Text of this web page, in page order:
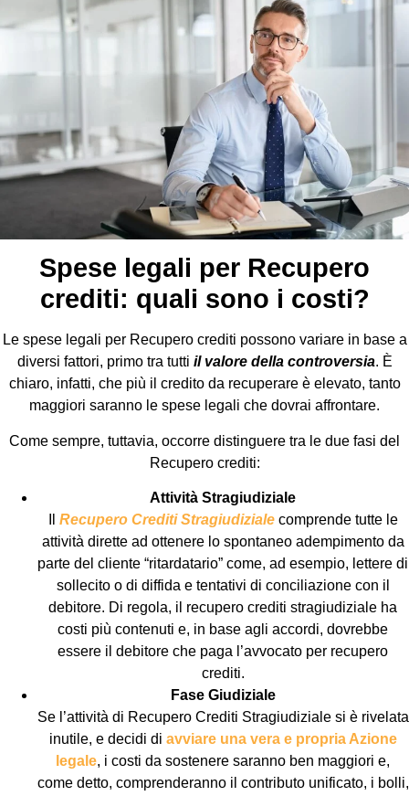
Spese legali per Recupero
crediti: quali sono i costi?
Le spese legali per Recupero crediti possono variare in base a
diversi fattori, primo tra tutti il valore della controversia. È
chiaro, infatti, che più il credito da recuperare è elevato, tanto
maggiori saranno le spese legali che dovrai affrontare.
Come sempre, tuttavia, occorre distinguere tra le due fasi del
Recupero crediti:
Attività Stragiudiziale
Recupero Crediti Stragiudizialecomprende tutte le
attività dirette ad ottenere lo spontaneo adempimento da
parte del cliente “ritardatario” come, ad esempio, lettere di
sollecito o di diffida e tentativi di conciliazione con il
debitore. Di regola, il recupero crediti stragiudiziale ha
costi più contenuti e, in base agli accordi, dovrebbe
essere il debitore che paga l’avvocato per recupero
crediti.
Fase Giudiziale
Se l’attività di Recupero Crediti Stragiudiziale si è rivelata
inutile, e decidi di avviare una vera e propria Azione
legale, i costi da sostenere saranno ben maggiori e,
come detto, comprenderanno il contributo unificato, i bolli,